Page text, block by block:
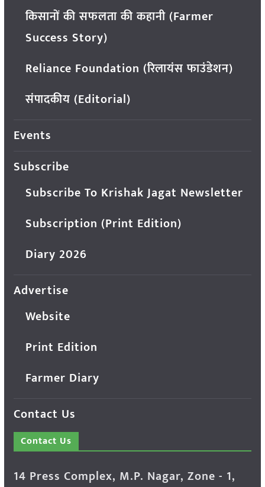
किसानों की सफलता की कहानी (Farmer
Success Story)
Reliance Foundation (रिलायंस फाउंडेशन)
संपादकीय (Editorial)
Events
Subscribe
Subscribe To Krishak Jagat Newsletter
Subscription (Print Edition)
Diary 2026
Advertise
Website
Print Edition
Farmer Diary
Contact Us
Contact Us
14 Press Complex, M.P. Nagar, Zone - 1,